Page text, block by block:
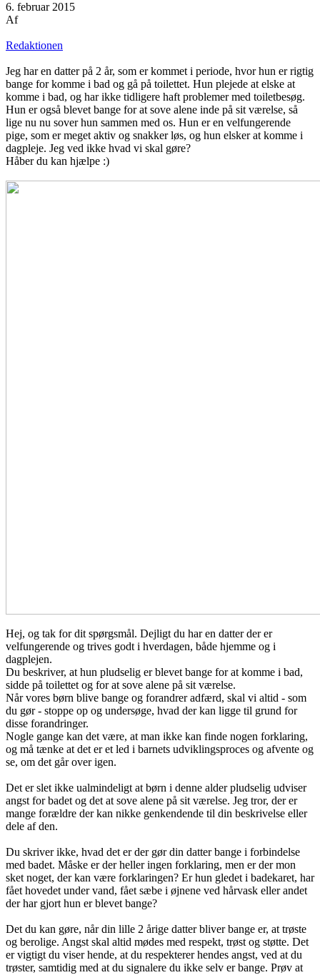
6. februar 2015
Af
Redaktionen
Jeg har en datter på 2 år, som er kommet i periode, hvor hun er rigtig
bange for komme i bad og gå på toilettet. Hun plejede at elske at
komme i bad, og har ikke tidligere haft problemer med toiletbesøg.
Hun er også blevet bange for at sove alene inde på sit værelse, så
lige nu nu sover hun sammen med os. Hun er en velfungerende
pige, som er meget aktiv og snakker løs, og hun elsker at komme i
dagpleje. Jeg ved ikke hvad vi skal gøre?
Håber du kan hjælpe :)
Hej, og tak for dit spørgsmål. Dejligt du har en datter der er
velfungerende og trives godt i hverdagen, både hjemme og i
dagplejen.
Du beskriver, at hun pludselig er blevet bange for at komme i bad,
sidde på toilettet og for at sove alene på sit værelse.
Når vores børn blive bange og forandrer adfærd, skal vi altid - som
du gør - stoppe op og undersøge, hvad der kan ligge til grund for
disse forandringer.
Nogle gange kan det være, at man ikke kan finde nogen forklaring,
og må tænke at det er et led i barnets udviklingsproces og afvente og
se, om det går over igen.
Det er slet ikke ualmindeligt at børn i denne alder pludselig udviser
angst for badet og det at sove alene på sit værelse. Jeg tror, der er
mange forældre der kan nikke genkendende til din beskrivelse eller
dele af den.
Du skriver ikke, hvad det er der gør din datter bange i forbindelse
med badet. Måske er der heller ingen forklaring, men er der mon
sket noget, der kan være forklaringen? Er hun gledet i badekaret, har
fået hovedet under vand, fået sæbe i øjnene ved hårvask eller andet
der har gjort hun er blevet bange?
Det du kan gøre, når din lille 2 årige datter bliver bange er, at trøste
og berolige. Angst skal altid mødes med respekt, trøst og støtte. Det
er vigtigt du viser hende, at du respekterer hendes angst, ved at du
trøster, samtidig med at du signalere du ikke selv er bange. Prøv at